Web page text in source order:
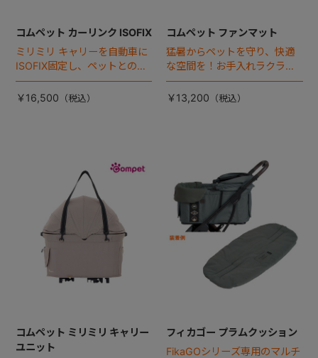
コムペット カーリンク ISOFIX
ミリミリ キャリーを自動車に
ISOFIX固定し、ペットとの車
移動をカンタン・快適に！
￥16,500
コムペット ファンマット
猛暑からペットを守り、快適
な空間を！お手入れラクラク
な「ファンマット」が登場！
￥13,200
コムペット ミリミリ キャリー
ユニット
フィカゴー プラムクッション
FikaGOシリーズ専用のマルチ